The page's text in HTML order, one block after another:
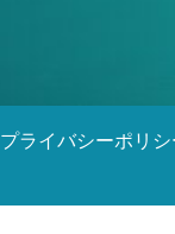
プライバシーポリシ